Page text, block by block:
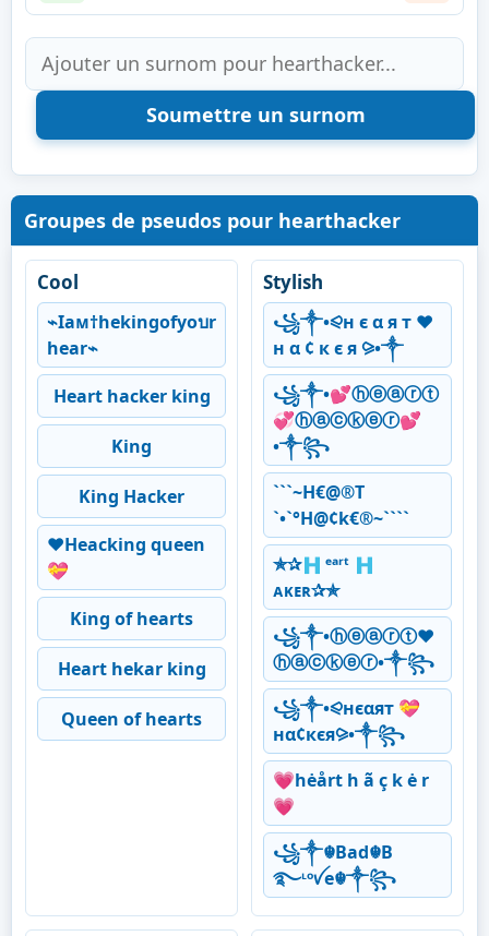
Groupes de pseudos pour hearthacker
Cool
⌁Iaᴍ†hekingofyoบr
hear⌁
Heart hacker king
King
King Hacker
♥️Heacking queen
💝
King of hearts
Heart hekar king
Queen of hearts
Stylish
꧁༒•⪨н є α я т ❤
н α ¢ к є я ⪩•༒
꧁༒•💕ⓗⓔⓐⓡⓣ
💞ⓗⓐⓒⓚⓔⓡ💕
•༒꧂
```~H€@®T
`•`°H@¢k€®~````
✯︎✰︎🇭 ᵉᵃʳᵗ 🇭
ᴀᴋᴇʀ✰︎✯︎
꧁༒•ⓗⓔⓐⓡⓣ❤
ⓗⓐⓒⓚⓔⓡ•༒꧂
꧁༒•⪨нєαят 💝
нα¢кєя⪩•༒꧂
💗hėårt h ã ç k ė r
💗
꧁༒☬Bad☬B
࿐ᶫᵒꪜe☬༒꧂